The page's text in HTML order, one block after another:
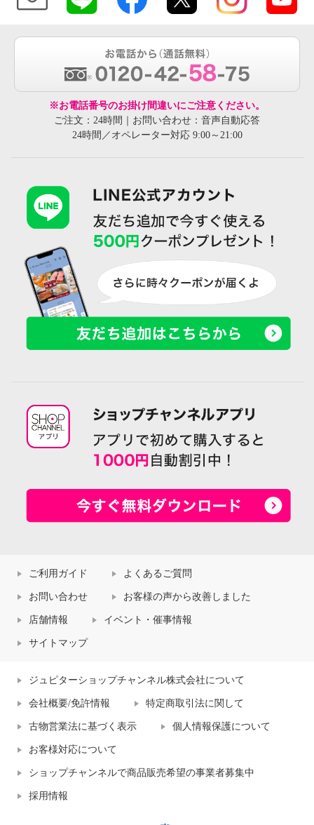
※お電話番号のお掛け間違いにご注意ください。
ご注文：24時間｜お問い合わせ：音声自動応答
24時間／オペレーター対応 9:00～21:00
ご利用ガイド よくあるご質問
お問い合わせ お客様の声から改善しました
店舗情報 イベント・催事情報
サイトマップ
ジュピターショップチャンネル株式会社について
会社概要/免許情報 特定商取引法に関して
古物営業法に基づく表示 個人情報保護について
お客様対応について
ショップチャンネルで商品販売希望の事業者募集中
採用情報